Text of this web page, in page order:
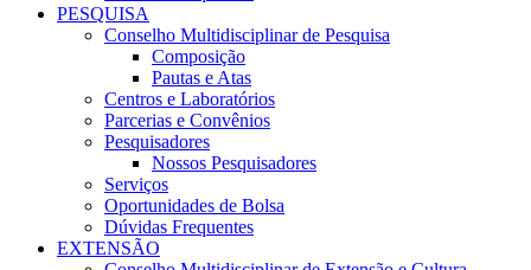
PESQUISA
Conselho Multidisciplinar de Pesquisa
Composição
Pautas e Atas
Centros e Laboratórios
Parcerias e Convênios
Pesquisadores
Nossos Pesquisadores
Serviços
Oportunidades de Bolsa
Dúvidas Frequentes
EXTENSÃO